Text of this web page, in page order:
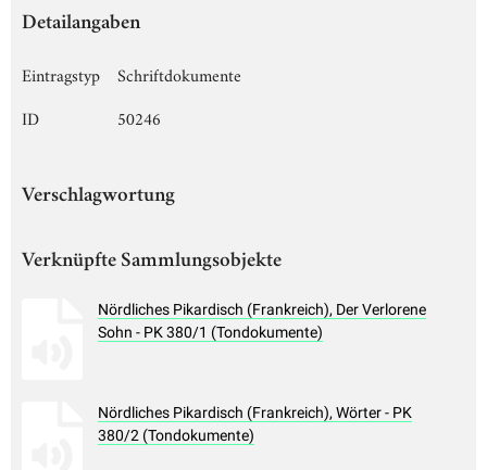
Detailangaben
Eintragstyp
Schriftdokumente
ID
50246
Verschlagwortung
Verknüpfte Sammlungsobjekte
Nördliches Pikardisch (Frankreich), Der Verlorene
Sohn - PK 380/1 (Tondokumente)
Nördliches Pikardisch (Frankreich), Wörter - PK
380/2 (Tondokumente)